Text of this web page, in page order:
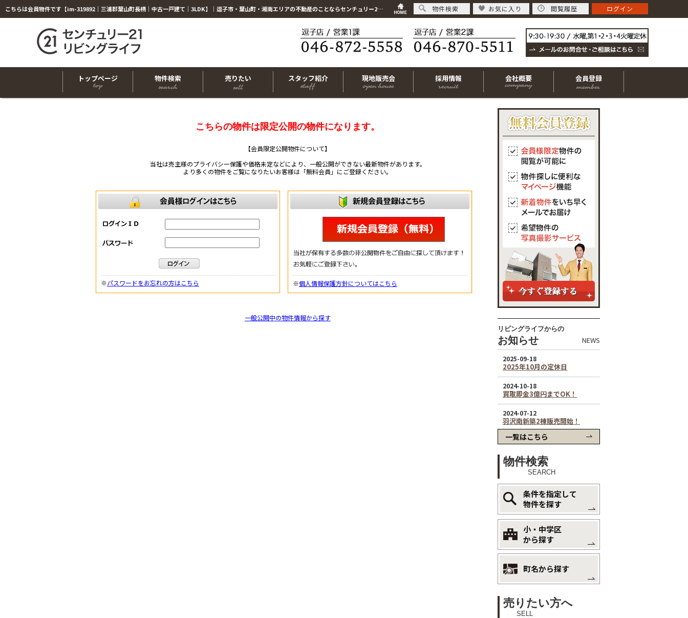
こちらは会員物件です【im-319892｜三浦郡葉山町長柄｜中古一戸建て｜3LDK】｜逗子市・葉山町・湘南エリアの不動産のことならセンチュリー21リビングライフにお任せください！
トップページ 物件検索 売りたい スタッフ紹介 現地販売会 採用情報 会社概要 会員登録
こちらの物件は限定公開の物件になります。
【会員限定公開物件について】
当社は売主様のプライバシー保護や価格未定などにより、一般公開ができない最新物件があります。
より多くの物件をご覧になりたいお客様は「無料会員」にご登録ください。
※パスワードをお忘れの方はこちら ※個人情報保護方針についてはこちら
一般公開中の物件情報から探す
リビングライフからの
お知らせ NEWS
一覧はこちら
物件検索
SEARCH
条件を指定して
物件を探す
小・中学区
から探す
町名から探す
売りたい方へ
SELL
物件検索 お気に入り 閲覧履歴 ログイン